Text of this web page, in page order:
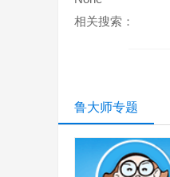
相关搜索：
鲁大师专题